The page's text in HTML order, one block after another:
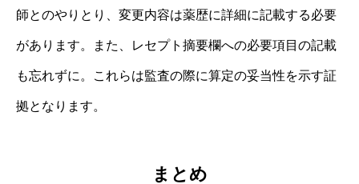
師とのやりとり、変更内容は薬歴に詳細に記載する必要
があります。また、レセプト摘要欄への必要項目の記載
も忘れずに。これらは監査の際に算定の妥当性を示す証
拠となります。
まとめ